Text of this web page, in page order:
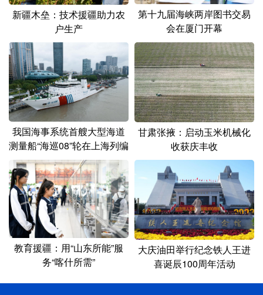
新疆木垒：技术援疆助力农
户生产
第十九届海峡两岸图书交易
会在厦门开幕
我国海事系统首艘大型海道
测量船“海巡08”轮在上海列编
甘肃张掖：启动玉米机械化
收获庆丰收
教育援疆：用“山东所能”服
务“喀什所需”
大庆油田举行纪念铁人王进
喜诞辰100周年活动